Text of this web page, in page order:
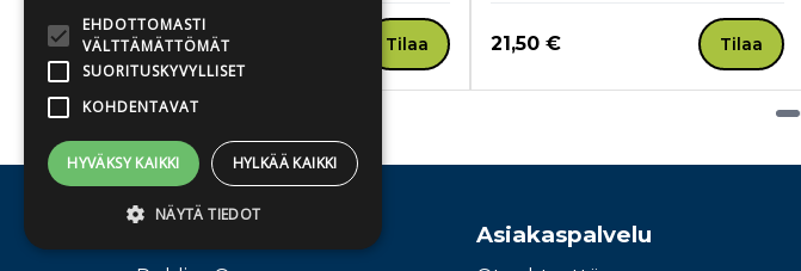
Hinta nyt
22,50 € Tilaa Hinta nyt
21,50 € Tilaa
Tuoteluettelon loppu
Asiakaspalvelu
EHDOTTOMASTI
VÄLTTÄMÄTTÖMÄT
SUORITUSKYVYLLISET
KOHDENTAVAT
HYVÄKSY KAIKKI HYLKÄÄ KAIKKI
NÄYTÄ TIEDOT